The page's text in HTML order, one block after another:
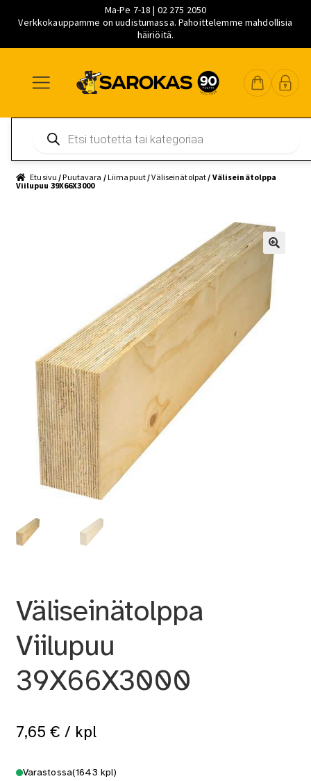
Ma-Pe 7-18 | 02 275 2050
Verkkokauppamme on uudistumassa. Pahoittelemme mahdollisia
häiriöitä.
navigointiin
sisältöön
pääsisältöön
search
Etusivu /Puutavara /Liimapuut /Väliseinätolpat / Väliseinätolppa
Viilupuu 39X66X3000
Väliseinätolppa
Viilupuu
39X66X3000
7,65 € / kpl
Varastossa(1643 kpl)